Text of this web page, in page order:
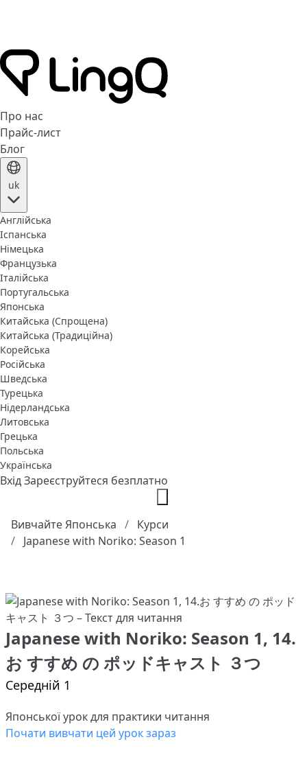
Про нас
Прайс-лист
Блог
uk
Англійська
Іспанська
Німецька
Французька
Італійська
Португальська
Японська
Китайська (Спрощена)
Китайська (Традиційна)
Корейська
Російська
Шведська
Турецька
Нідерландська
Литовська
Грецька
Польська
Українська
ВхідЗареєструйтеся безплатно
Вивчайте Японська
Курси
Japanese with Noriko: Season 1
Japanese with Noriko: Season 1, 14.
お すすめ の ポッドキャスト ３つ
Середній 1
Японської урок для практики читання
Почати вивчати цей урок зараз